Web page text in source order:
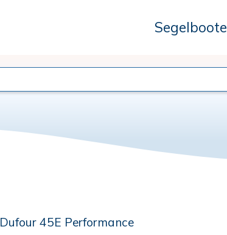
Segelboote
Dufour 45E Performance